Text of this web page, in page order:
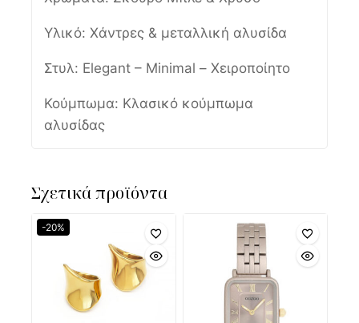
Υλικό: Χάντρες & μεταλλική αλυσίδα
Στυλ: Elegant – Minimal – Χειροποίητο
Κούμπωμα: Κλασικό κούμπωμα
αλυσίδας
Σχετικά προϊόντα
-20%